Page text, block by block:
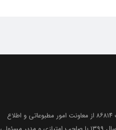
با اخذ مجوز رسمی به شماره ثبت ۸۶۸۱۴ از معاونت امور مطبوعاتی و اطلاع